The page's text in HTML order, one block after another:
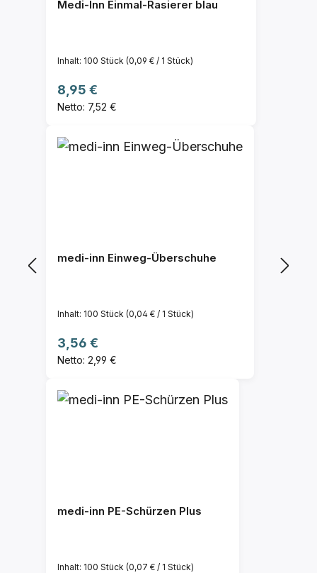
Medi-Inn Einmal-Rasierer blau
Inhalt: 100 Stück (0,09 € / 1 Stück)
Regulärer Preis:
8,95 €
Netto: 7,52 €
medi-inn Einweg-Überschuhe
Inhalt: 100 Stück (0,04 € / 1 Stück)
Regulärer Preis:
3,56 €
Netto: 2,99 €
medi-inn PE-Schürzen Plus
Inhalt: 100 Stück (0,07 € / 1 Stück)